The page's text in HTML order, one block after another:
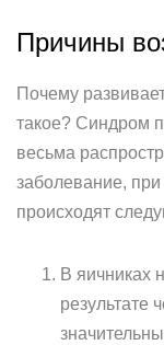
Причины
Почему
такое? Синдром
весьма
заболевание,
происходят
В яичниках
результате